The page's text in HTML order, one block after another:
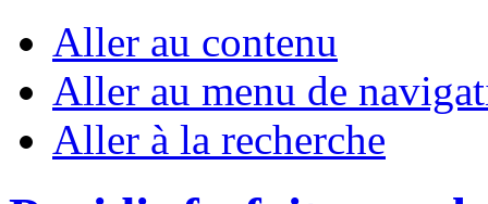
Aller au contenu
Aller au menu de
Aller à la recherche